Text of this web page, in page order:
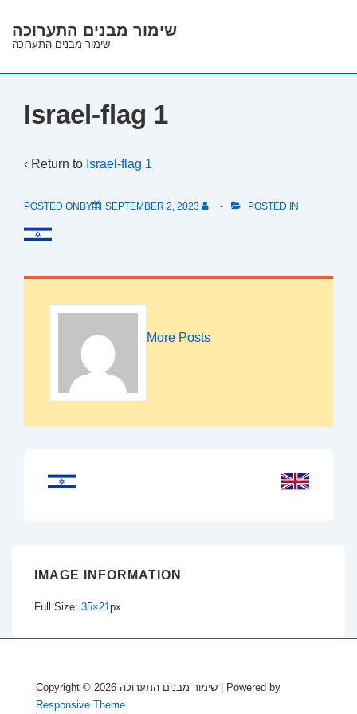
Skip
Main
שימור מבנים התערוכה
שימור מבנים התערוכה
Israel-flag 1
‹ Return to Israel-flag 1
POSTED ONBY SEPTEMBER 2, 2023 POSTED IN
More Posts
IMAGE INFORMATION
Full Size: 35×21px
Copyright © 2026
| Powered by
Responsive Theme